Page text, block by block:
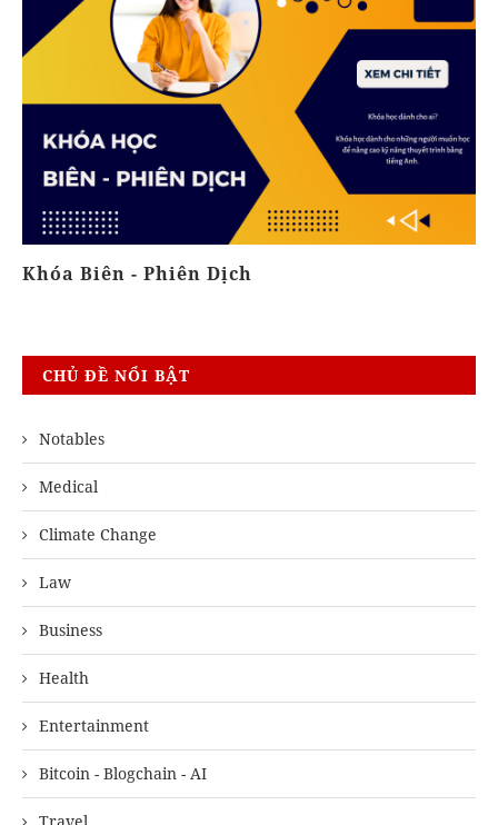
Khóa Biên - Phiên Dịch
CHỦ ĐỀ NỔI BẬT
Notables
Medical
Climate Change
Law
Business
Health
Entertainment
Bitcoin - Blogchain - AI